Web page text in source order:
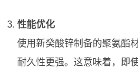
性能优化
使用新癸酸锌制备的聚氨酯
耐久性更强。这意味着，即